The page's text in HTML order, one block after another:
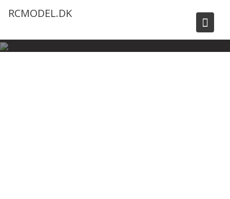
RCMODEL.DK